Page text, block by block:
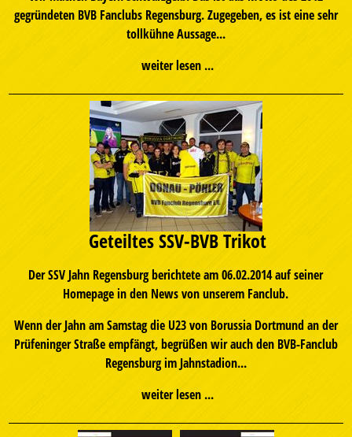
gegründeten BVB Fanclubs Regensburg. Zugegeben, es ist eine sehr
tollkühne Aussage...
weiter lesen ...
Geteiltes SSV-BVB Trikot
Der SSV Jahn Regensburg berichtete am 06.02.2014 auf seiner
Homepage in den News von unserem Fanclub.
Wenn der Jahn am Samstag die U23 von Borussia Dortmund an der
Prüfeninger Straße empfängt, begrüßen wir auch den BVB-Fanclub
Regensburg im Jahnstadion...
weiter lesen ...